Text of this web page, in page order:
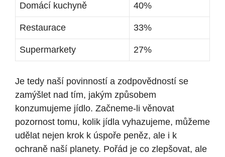
Domácí kuchyně 40%
Restaurace 33%
Supermarkety 27%
Je tedy naší povinností a zodpovědností se
zamýšlet nad tím, jakým způsobem
konzumujeme jídlo. Začneme-li věnovat
pozornost tomu, kolik jídla vyhazujeme, můžeme
udělat nejen krok k úspoře peněz, ale i k
ochraně naší planety. Pořád je co zlepšovat, ale